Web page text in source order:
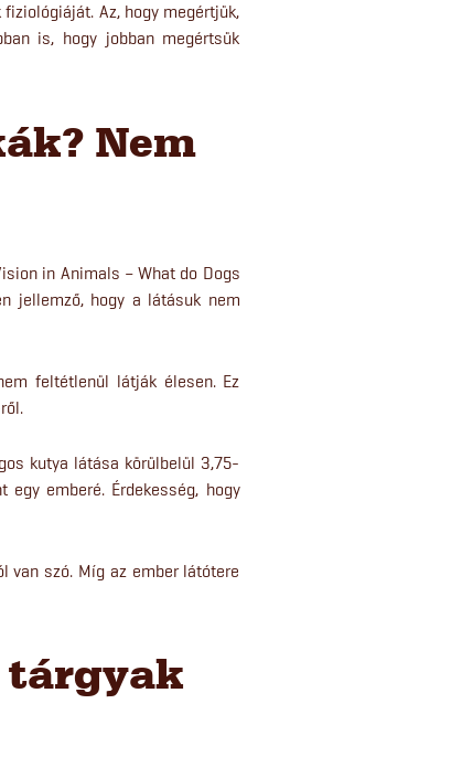
Az, hogy megértjük,
is, hogy jobban megértsük
Nem
in Animals – What do Dogs
jellemző, hogy a látásuk nem
feltétlenül látják élesen. Ez
kutya látása körülbelül 3,75-
emberé. Érdekesség, hogy
van szó. Míg az ember látótere
tárgyak